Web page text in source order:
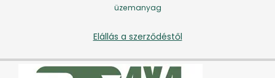
üzemanyag
Elállás a szerződéstől